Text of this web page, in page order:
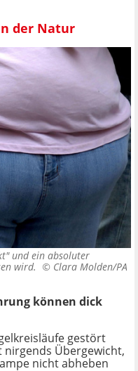
der Natur
und ein absoluter
wird. © Clara Molden/PA
können dick
gestört
nirgends Übergewicht,
nicht abheben